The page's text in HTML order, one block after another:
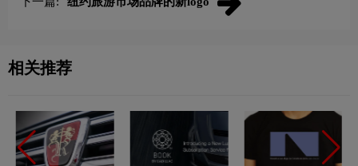
相关推荐